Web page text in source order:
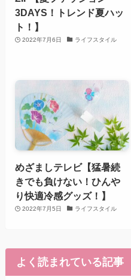
3DAYS！トレンド夏ハッ
ト！】
2022年7月6日 ライフスタイル
めざましテレビ【猛暑続
きでも負けない！ひんや
り快適冷感グッズ！】
2022年7月5日 ライフスタイル
よく読まれている記事